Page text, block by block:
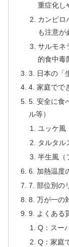
重症化し
カンピロ
も注意が
サルモネ
的食中毒
3. 日本の「
4. 家庭でで
5. 安全に食
ル等）
ユッケ風
タルタル
半生風（
6. 加熱温度
7. 部位別の
8. 万が一の
9. よくある
Q：スー
Q：家庭